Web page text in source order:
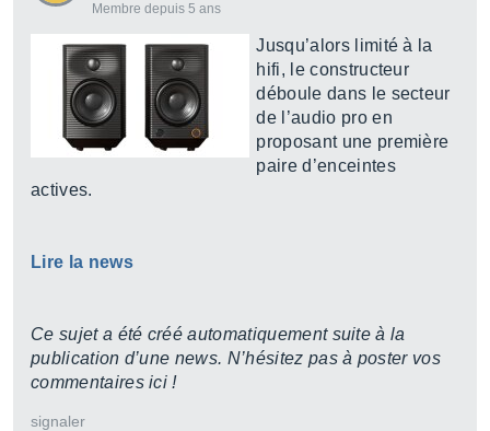
Membre depuis 5 ans
Jusqu’alors limité à la
hifi, le constructeur
déboule dans le secteur
de l’audio pro en
proposant une première
paire d’enceintes
actives.
Lire la news
Ce sujet a été créé automatiquement suite à la
publication d’une news. N’hésitez pas à poster vos
commentaires ici !
signaler